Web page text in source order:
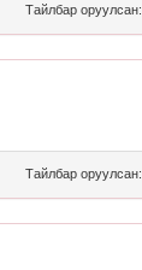
Тайлбар оруулсан:
Тайлбар оруулсан: